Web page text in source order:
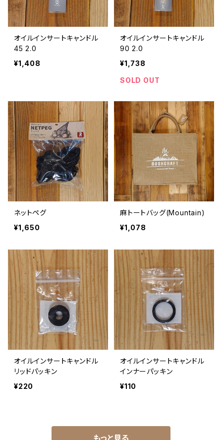
オイルインサートキャンドル
45 2.0
¥1,408
オイルインサートキャンドル
90 2.0
¥1,738
SOLD OUT
ネットペグ
¥1,650
麻トートバッグ(Mountain)
¥1,078
オイルインサートキャンドル
リッドパッキン
¥220
オイルインサートキャンドル
インナーパッキン
¥110
もっと見る